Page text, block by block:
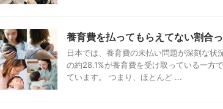
養育費を払ってもらえてない割合
日本では、養育費の未払い問題が深刻な
の約28.1%が養育費を受け取っている一方
ています​。 つまり、ほとんど ...